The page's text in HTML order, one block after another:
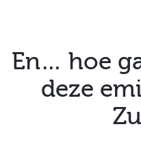
Over het
En… hoe
deze